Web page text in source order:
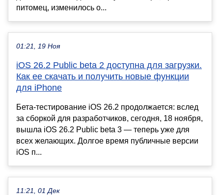
питомец, изменилось о...
01:21, 19 Ноя
iOS 26.2 Publiс beta 2 доступна для загрузки.
Как ее скачать и получить новые функции
для iPhone
Бета-тестирование iOS 26.2 продолжается: вслед
за сборкой для разработчиков, сегодня, 18 ноября,
вышла iOS 26.2 Public beta 3 — теперь уже для
всех желающих. Долгое время публичные версии
iOS п...
11:21, 01 Дек